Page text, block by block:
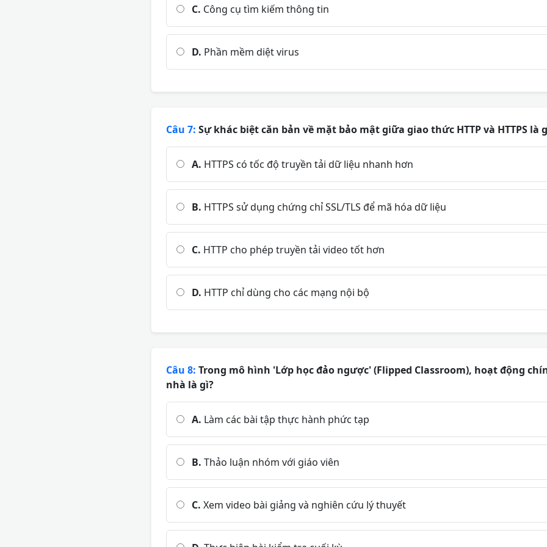
C. Công cụ tìm kiếm thông tin
D. Phần mềm diệt virus
Câu 7: Sự khác biệt căn bản về mặt bảo mật giữa giao thức HTTP và HTTPS là
A. HTTPS có tốc độ truyền tải dữ liệu nhanh hơn
B. HTTPS sử dụng chứng chỉ SSL/TLS để mã hóa dữ liệu
C. HTTP cho phép truyền tải video tốt hơn
D. HTTP chỉ dùng cho các mạng nội bộ
Câu 8: Trong mô hình 'Lớp học đảo ngược' (Flipped Classroom), hoạt động
nhà là gì?
A. Làm các bài tập thực hành phức tạp
B. Thảo luận nhóm với giáo viên
C. Xem video bài giảng và nghiên cứu lý thuyết